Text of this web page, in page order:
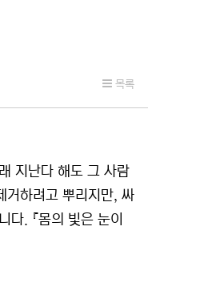
목록
지난다 해도 그 사람
거하려고 뿌리지만, 싸
. 『몸의 빛은 눈이